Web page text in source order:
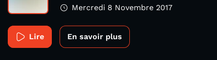
Mercredi 8 Novembre 2017
Lire En savoir plus